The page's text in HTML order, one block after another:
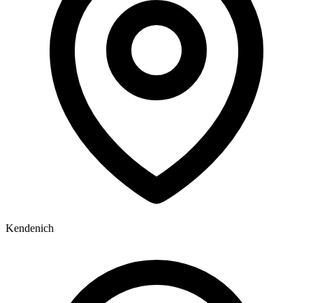
Kendenich